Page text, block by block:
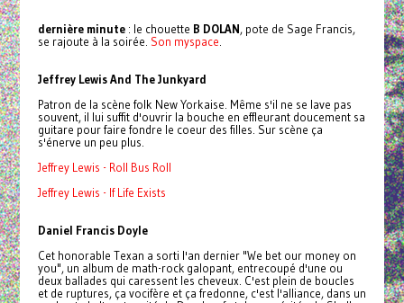
dernière minute: le chouette B DOLAN, pote de Sage Francis,
se rajoute à la soirée. Son myspace.
Jeffrey Lewis And The Junkyard
Patron de la scène folk New Yorkaise. Même s'il ne se lave pas
souvent, il lui suffit d'ouvrir la bouche en effleurant doucement sa
guitare pour faire fondre le coeur des filles. Sur scène ça
s'énerve un peu plus.
Jeffrey Lewis - Roll Bus Roll
Jeffrey Lewis - If Life Exists
Daniel Francis Doyle
Cet honorable Texan a sorti l'an dernier "We bet our money on
you", un album de math-rock galopant, entrecoupé d'une ou
deux ballades qui caressent les cheveux. C'est plein de boucles
et de ruptures, ça vocifère et ça fredonne, c'est l'alliance, dans un